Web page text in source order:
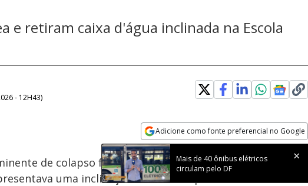
e retiram caixa d'água inclinada na Escola
- 12H43)
Adicione como fonte preferencial no Google
Opens in new window
Mais de 40 ônibus elétricos
circulam pelo DF
Velocidade
de colapso foi retirada da Escola Classe 01 na QE 3
uma inclinação acentuada que alarmou